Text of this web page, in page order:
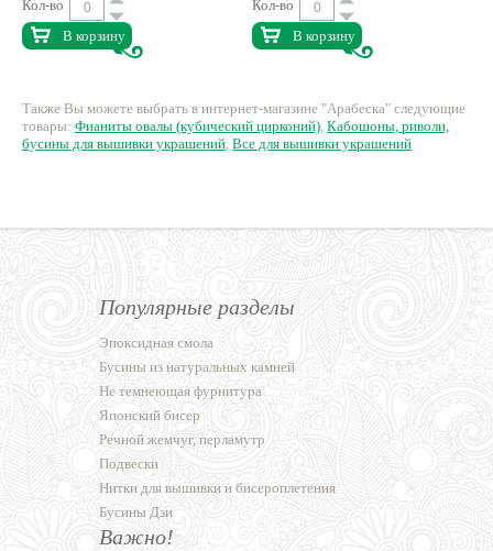
Кол-во
В корзину
Кол-во
В корзину
Также Вы можете выбрать в интернет-магазине "Арабеска" следующие
товары: Фианиты овалы (кубический цирконий), Кабошоны, риволи,
бусины для вышивки украшений, Все для вышивки украшений
Популярные разделы
Эпоксидная смола
Бусины из натуральных камней
Не темнеющая фурнитура
Японский бисер
Речной жемчуг, перламутр
Подвески
Нитки для вышивки и бисероплетения
Бусины Дзи
Важно!